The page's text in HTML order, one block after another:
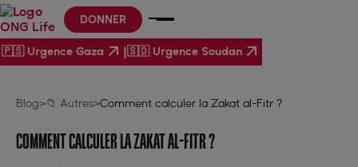
DONNER
Blog>📁 Autres>Comment calculer la Zakat al-Fitr ?
COMMENT CALCULER LA ZAKAT AL-FITR ?
🇵🇸 Urgence Gaza |🇸🇩 Urgence Soudan